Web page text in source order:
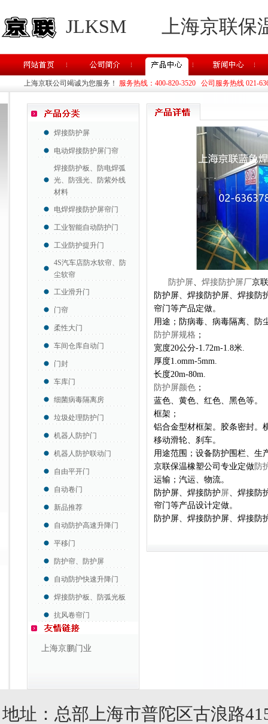
JLKSM 上海京联
上海京联公司竭诚为您服务！ 服务热线：400-820-3520 公司服务热线 021-
焊接防护屏
电动焊接防护屏门帘
焊接防护板、防电焊弧
光、防强光、防紫外线
材料
电焊焊接防护屏帘门
工业智能自动防护门
工业防护提升门
4S汽车店防水软帘、防
尘软帘
工业滑升门
门帘
柔性大门
车间仓库自动门
门封
车库门
细菌病毒隔离房
垃圾处理防护门
机器人防护门
机器人防护联动门
自由平开门
自动卷门
新品推荐
自动防护高速升降门
平移门
防护帘、防护屏
自动防护快速升降门
焊接防护板、防弧光板
抗风卷帘门
上海京鹏门业
防护屏、 焊接防护屏厂京
防护屏、焊接防护屏、焊接防
帘门等产品定做。
用途；防病毒、病毒隔离、防
防护屏规格 ；
宽度20公分-1.72m-1.8米.
厚度1.omm-5mm.
长度20m-80m.
防护屏颜色 ；
蓝色、黄色、红色、黑色等。
框架；
铝合金型材框架。胶条密封。
移动滑轮、刹车。
用途范围；设备防护围栏、生
京联保温橡塑公司专业定做防
运输；汽运、物流。
防护屏、焊接防护屏、焊接防
帘门等产品设计定做。
防护屏、焊接防护屏、焊接防
地址：总部上海市普陀区古浪路